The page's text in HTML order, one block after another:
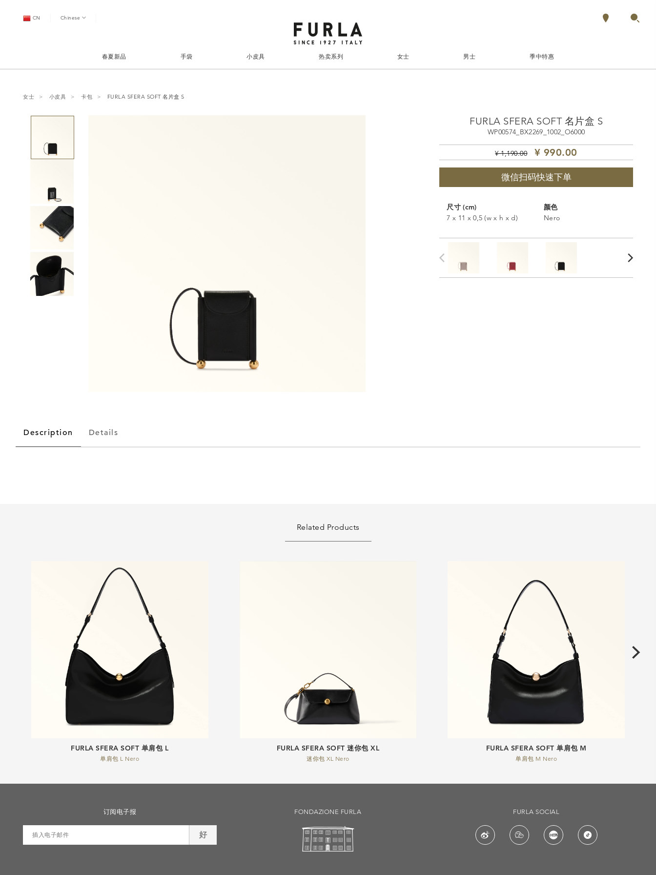
CN Chinese
春夏新品 手袋 小皮具 热卖系列 女士 男士 季中特惠
女士 小皮具 卡包 FURLA SFERA SOFT 名片盒 S
FURLA SFERA SOFT 名片盒 S
WP00574_BX2269_1002_O6000
¥ 1,190.00 ¥ 990.00
微信扫码快速下单
尺寸 (cm)
7 x 11 x 0,5 (w x h x d)
颜色
Nero
Description Details
Related Products
FURLA SFERA SOFT 单肩包 L
单肩包 L Nero
FURLA SFERA SOFT 迷你包 XL
迷你包 XL Nero
FURLA SFERA SOFT 单肩包 M
单肩包 M Nero
订阅电子报
好
FONDAZIONE FURLA FURLA SOCIAL